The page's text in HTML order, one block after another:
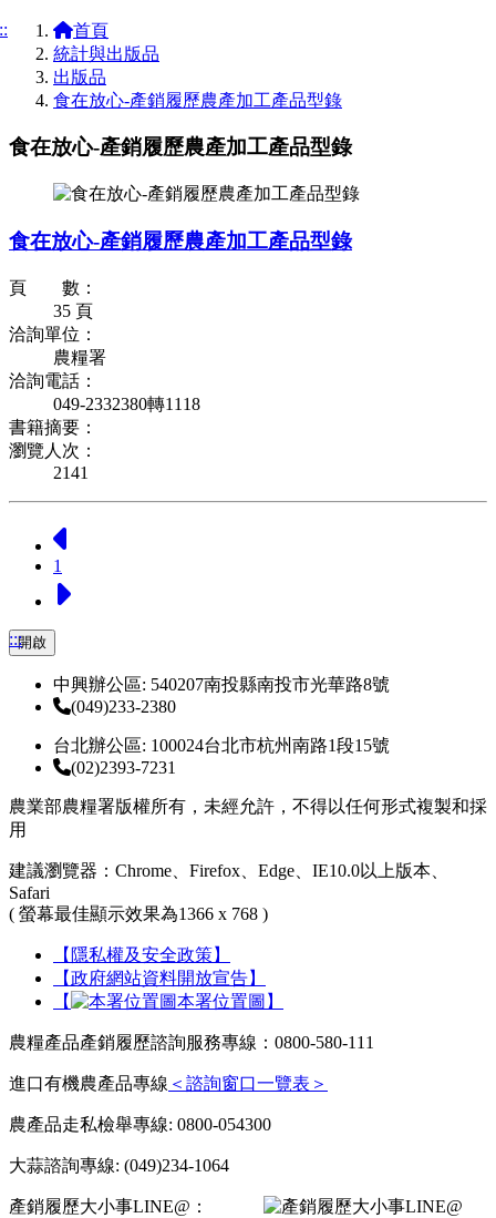
首頁
統計與出版品
出版品
食在放心-產銷履歷農產加工產品型錄
食在放心-產銷履歷農產加工產品型錄
食在放心-產銷履歷農產加工產品型錄
頁 數：
35 頁
洽詢單位：
農糧署
洽詢電話：
049-2332380轉1118
書籍摘要：
瀏覽人次：
2141
1
:::開啟
中興辦公區: 540207南投縣南投市光華路8號
(049)233-2380
台北辦公區: 100024台北市杭州南路1段15號
(02)2393-7231
農業部農糧署版權所有，未經允許，不得以任何形式複製和採
用
建議瀏覽器：Chrome、Firefox、Edge、IE10.0以上版本、
Safari
( 螢幕最佳顯示效果為1366 x 768 )
【隱私權及安全政策】
【政府網站資料開放宣告】
【
本署位置圖】
農糧產品產銷履歷諮詢服務專線：0800-580-111
進口有機農產品專線 ＜諮詢窗口一覽表＞
農產品走私檢舉專線: 0800-054300
大蒜諮詢專線: (049)234-1064
產銷履歷大小事LINE@：